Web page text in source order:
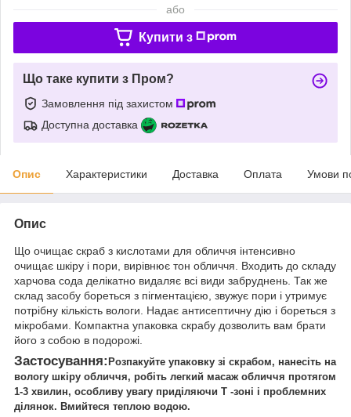
або
Купити з
Що таке купити з Пром?
Замовлення під захистом
Доступна доставка
Опис Характеристики Доставка Оплата Умови
Опис
Що очищає скраб з кислотами для обличчя інтенсивно
очищає шкіру і пори, вирівнює тон обличчя. Входить до складу
харчова сода делікатно видаляє всі види забруднень. Так же
склад засобу бореться з пігментацією, звужує пори і утримує
потрібну кількість вологи. Надає антисептичну дію і бореться з
мікробами. Компактна упаковка скрабу дозволить вам брати
його з собою в подорожі.
Застосування: Розпакуйте упаковку зі скрабом, нанесіть на
вологу шкіру обличчя, робіть легкий масаж обличчя протягом
1-3 хвилин, особливу увагу приділяючи T -зоні і проблемних
ділянок. Вмийтеся теплою водою.